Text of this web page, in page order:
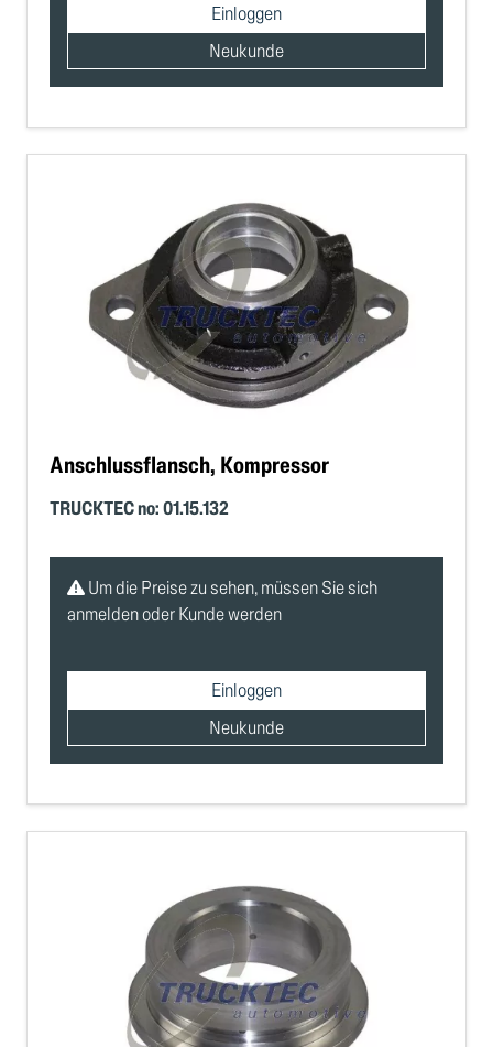
Einloggen
Neukunde
Anschlussflansch, Kompressor
TRUCKTEC no: 01.15.132
Um die Preise zu sehen, müssen Sie sich
anmelden oder Kunde werden
Einloggen
Neukunde